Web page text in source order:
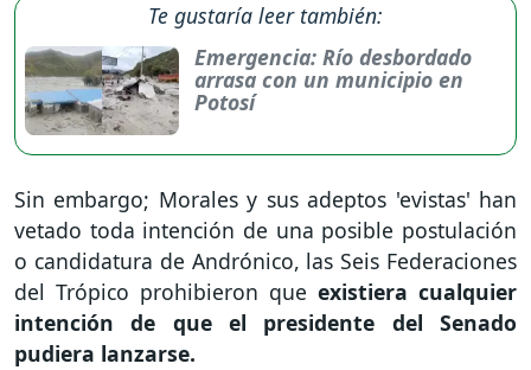
Te gustaría leer también:
Emergencia: Río desbordado
arrasa con un municipio en
Potosí
Sin embargo; Morales y sus adeptos 'evistas' han
vetado toda intención de una posible postulación
o candidatura de Andrónico, las Seis Federaciones
del Trópico prohibieron que existiera cualquier
intención de que el presidente del Senado
pudiera lanzarse.